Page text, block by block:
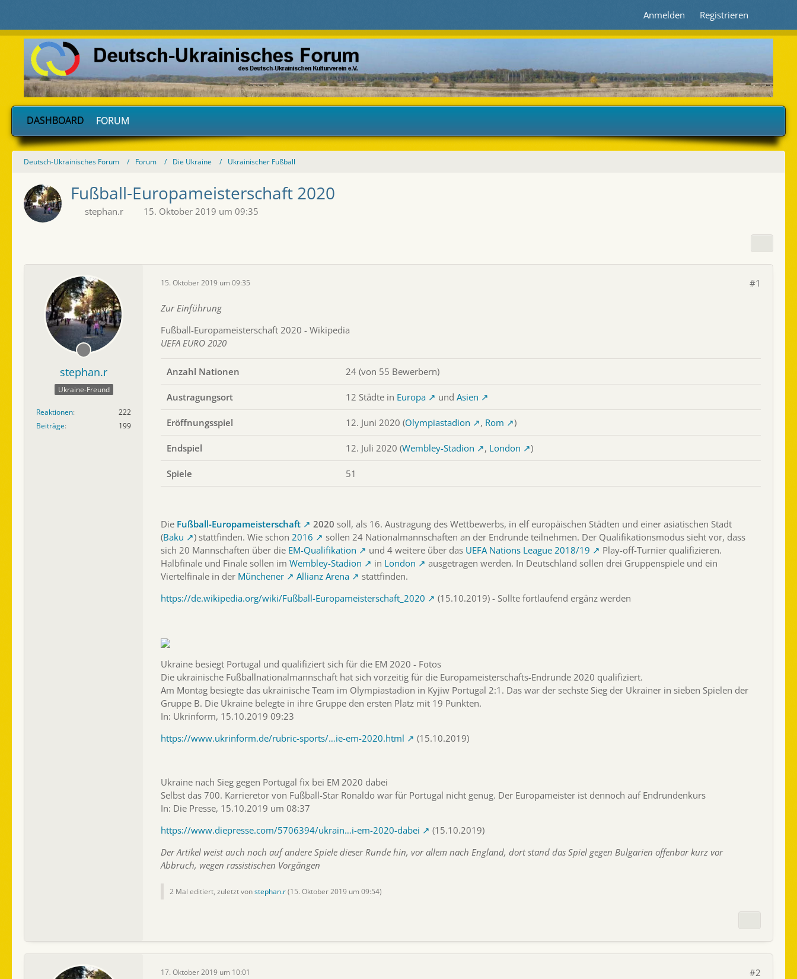
Anmelden Registrieren
DASHBOARD FORUM
Deutsch-Ukrainisches Forum Forum Die Ukraine Ukrainischer Fußball
Fußball-Europameisterschaft 2020
stephan.r 15. Oktober 2019 um 09:35
stephan.r
Ukraine-Freund
Reaktionen
222
Beiträge
199
15. Oktober 2019 um 09:35 #1
Zur Einführung
Fußball-Europameisterschaft 2020 - Wikipedia
UEFA EURO 2020
Anzahl Nationen 24 (von 55 Bewerbern)
Austragungsort 12 Städte in Europa und Asien
Eröffnungsspiel 12. Juni 2020 (Olympiastadion , Rom )
Endspiel 12. Juli 2020 (Wembley-Stadion , London )
Spiele 51
Die Fußball-Europameisterschaft 2020 soll, als 16. Austragung des Wettbewerbs, in elf europäischen Städten und einer asiatischen Stadt
(Baku ) stattfinden. Wie schon 2016
sollen 24 Nationalmannschaften an der Endrunde teilnehmen. Der Qualifikationsmodus sieht vor, dass
sich 20 Mannschaften über die EM-Qualifikation und 4 weitere über das UEFA Nations League 2018/19
Play-off-Turnier qualifizieren.
Halbfinale und Finale sollen im Wembley-Stadion in London
ausgetragen werden. In Deutschland sollen drei Gruppenspiele und ein
Viertelfinale in der Münchener Allianz Arena
stattfinden.
https://de.wikipedia.org/wiki/Fußball-Europameisterschaft_2020
(15.10.2019) - Sollte fortlaufend ergänz werden
Ukraine besiegt Portugal und qualifiziert sich für die EM 2020 - Fotos
Die ukrainische Fußballnationalmannschaft hat sich vorzeitig für die Europameisterschafts-Endrunde 2020 qualifiziert.
Am Montag besiegte das ukrainische Team im Olympiastadion in Kyjiw Portugal 2:1. Das war der sechste Sieg der Ukrainer in sieben Spielen der
Gruppe B. Die Ukraine belegte in ihre Gruppe den ersten Platz mit 19 Punkten.
In: Ukrinform, 15.10.2019 09:23
https://www.ukrinform.de/rubric-sports/…ie-em-2020.html
(15.10.2019)
Ukraine nach Sieg gegen Portugal fix bei EM 2020 dabei
Selbst das 700. Karrieretor von Fußball-Star Ronaldo war für Portugal nicht genug. Der Europameister ist dennoch auf Endrundenkurs
In: Die Presse, 15.10.2019 um 08:37
https://www.diepresse.com/5706394/ukrain…i-em-2020-dabei
(15.10.2019)
Der Artikel weist auch noch auf andere Spiele dieser Runde hin, vor allem nach England, dort stand das Spiel gegen Bulgarien offenbar kurz vor
Abbruch, wegen rassistischen Vorgängen
2 Mal editiert, zuletzt vonstephan.r(15. Oktober 2019 um 09:54)
17. Oktober 2019 um 10:01 #2